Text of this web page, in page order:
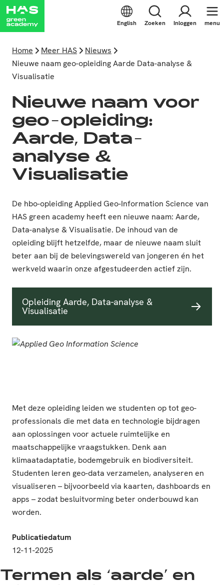
English Zoeken Inloggen menu
Home Meer HAS
Nieuws
Nieuwe naam geo-opleiding Aarde Data-analyse &
Visualisatie
Nieuwe naam voor
geo-opleiding:
Aarde, Data-
analyse &
Visualisatie
De hbo-opleiding Applied Geo-Information Science van
HAS green academy heeft een nieuwe naam: Aarde,
Data-analyse & Visualisatie. De inhoud van de
opleiding blijft hetzelfde, maar de nieuwe naam sluit
beter aan bij de belevingswereld van jongeren én het
werkveld waarin onze afgestudeerden actief zijn.
Opleiding Aarde, Data-analyse &
Visualisatie
Met deze opleiding leiden we studenten op tot geo-
professionals die met data en technologie bijdragen
aan oplossingen voor actuele ruimtelijke en
maatschappelijke vraagstukken. Denk aan
klimaatadaptatie, bodemgebruik en biodiversiteit.
Studenten leren geo-data verzamelen, analyseren en
visualiseren – bijvoorbeeld via kaarten, dashboards en
apps – zodat besluitvorming beter onderbouwd kan
worden.
Publicatiedatum
12-11-2025
Termen als ‘aarde’ en